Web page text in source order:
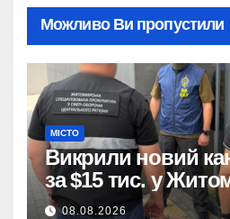
Можливо Ви пропустили
МІСТО
Викрили новий
за $15 тис. у
розслідування
08.08.2026